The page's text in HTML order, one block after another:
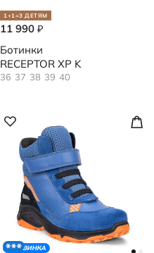
1+1=3 ДЕТЯМ
11 990 ₽
Ботинки
RECEPTOR XP K
36 37 38 39 40
НОВИНКА